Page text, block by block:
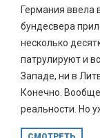
Германия ввела
бундесвера
несколько
патрулируют и
Западе, ни в
Конечно.
реальности. Но